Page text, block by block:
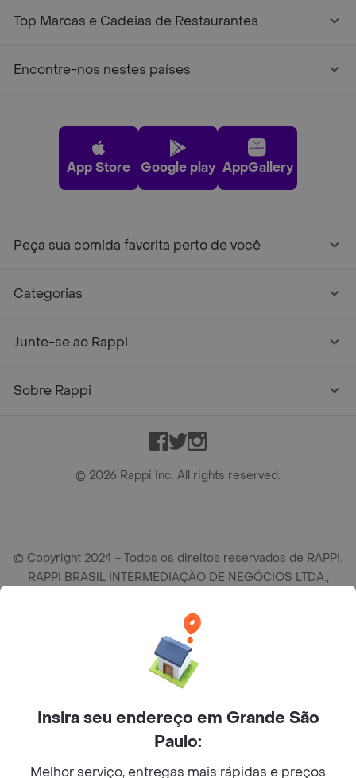
Top Marcas e Cadeias de Restaurantes
Encontre-nos nestes países
App Store Google play AppGallery
Peça sua comida favorita perto de você
Categorias
Junte-se ao Rappi
Sobre Rappi
Facebook
TwitterInstagram
© 2026 Rappi Inc. All rights reserved.
© Copyright 2024 - Todos os direitos reservados de RAPPI.
RAPPI BRASIL INTERMEDIAÇÃO DE NEGÓCIOS LTDA.,
conj. 91, Lado A, Cerqueira Cesar, São Paulo/SP CEP. 01414-
905, CNPJ/MF n° 26.900.161/0001-25.
Insira seu endereço em Grande São
Paulo:
Melhor serviço, entregas mais rápidas e preços